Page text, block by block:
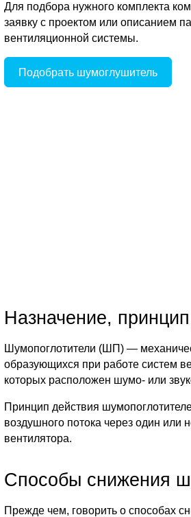
Для подбора нужного комплекта
заявку с проектом или описанием
вентиляционной системы.
Подобрать шумоглушитель
Назначение,
Шумопоглотители (ШП) —
образующихся при работе систем
которых расположен шумо- или
Принцип действия
воздушного потока через один или
вентилятора.
Способы снижения
Прежде чем, говорить о способах